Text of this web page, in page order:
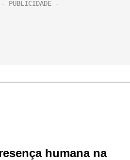
humana na